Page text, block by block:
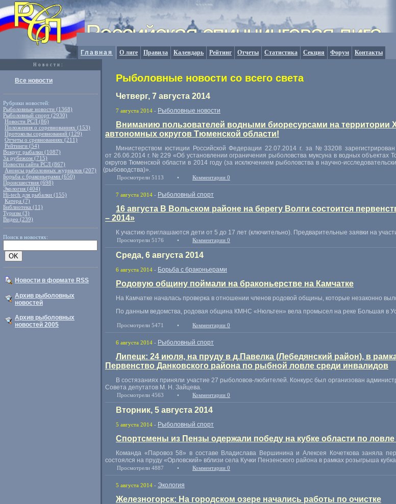
Главная О лиге Правила Календарь Рейтинг Отчеты Статистика Секция Форум Контакты
Новости:
Все новости
Рубрики новостей:
Рыболовные новости (1368)
Рыболовный спорт (2930)
Новости РСЛ (86)
Положения о соревнованиях (153)
Протоколы соревнований (129)
Отчеты о сревнованиях (211)
Рейтинги (54)
Вокруг рыбалки (1087)
За рубежом (715)
Новости сайта РСЛ (867)
Анонсы рыболовных журналов (207)
Борьба с браконьерами (650)
Происшествия (698)
Экология (404)
Hi-tech для рыбалки (155)
Катера (7)
Библиотека (11)
Туризм (3)
Видео (239)
Поиск в новостях:
Новости в формате RSS
Архив рыболовных
новостей
Архив рыболовных
новостей 2005
Рыболовные новости со всего света
Четверг, 7 августа 2014
7 августа 2014 - Рыболовные новости
Вниманию пользователей водными биоресурсами на территории
автономных округов Тюменской области!
Министерством юстиции Российской Федерации22.07.2014 г. за№ 33208 зарегистрирован
от 26.06.2014 г.№ 229 «Об установлении ограничения рыболовства муксуна в водных объектах
округов Тюменской области в 2014 году (за исключением рыболовства в научно-
(рыбоводства)».
Просмотрели 5113 • Комментарии 0
7 августа 2014 - Рыболовный спорт
16 августа В Вольском районе на берегу Волги состоится
– 2014»
К участию приглашаются дети от 5 до 17 лет (ключительно). Предварительные заявки на
Просмотрели 5176 • Комментарии 0
Среда, 6 августа 2014
6 августа 2014 - Борьба с браконьерами
Родовую общину поймали на браконьерстве на Камчатке
На Камчатке началась проверка в отношении членов родовой общины, которые незаконно
По данным ведомства, родовая община КМНС « Нюльтен» вела промысел на реке Большая в
Просмотрели 5471 • Комментарии 0
6 августа 2014 - Рыболовный спорт
Липецк: 24 июля, на пруду в д.Павелка (Лебедянский район), в
Первенство Данковского района по рыбной ловле среди инвалидов
В состязаниях приняли участие 27 рыболовов-любителей. Конкурс был организован
Совета депутатов М. Н. Зайцева.
Просмотрели 4563 • Комментарии 0
Вторник, 5 августа 2014
5 августа 2014 - Рыболовный спорт
Спортсмены из Пензы одержали победу на кубке области по ловле
Команда « Паровоз 58» в составе Владислава Вершинина и Алексея Кочеткова заняла
состоялся на пруду «Орловский» вблизи села Кучки Пензенского района в рамках розыгрыша
Просмотрели 4887 • Комментарии 0
5 августа 2014 - Экология
Железногорск: На городском озере начались работы по очистке